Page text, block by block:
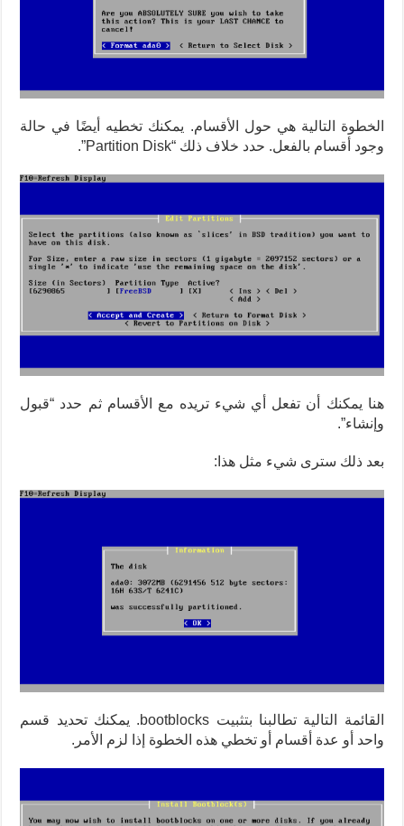
الخطوة التالية هي حول الأقسام. يمكنك تخطيه أيضًا في حالة
وجود أقسام بالفعل. حدد خلاف ذلك “Partition Disk”.
هنا يمكنك أن تفعل أي شيء تريده مع الأقسام ثم حدد “قبول
وإنشاء”.
بعد ذلك سترى شيء مثل هذا:
القائمة التالية تطالبنا بتثبيت bootblocks. يمكنك تحديد قسم
واحد أو عدة أقسام أو تخطي هذه الخطوة إذا لزم الأمر.